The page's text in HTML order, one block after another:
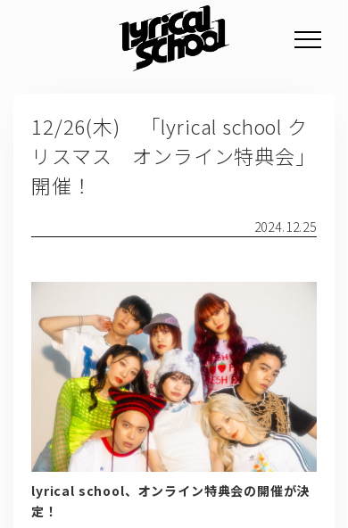
12/26(木) 「lyrical school ク
リスマス オンライン特典会」
開催！
2024.12.25
lyrical school、オンライン特典会の開催が決
定！
PROFILE
SCHEDULE
GOODS
FAN CLUB
TICKET